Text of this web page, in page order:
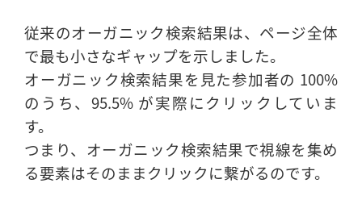
従来のオーガニック検索結果は、ページ全体
で最も小さなギャップを示しました。
オーガニック検索結果を見た参加者の 100%
のうち、95.5% が実際にクリックしていま
す。
つまり、オーガニック検索結果で視線を集め
る要素はそのままクリックに繋がるのです。